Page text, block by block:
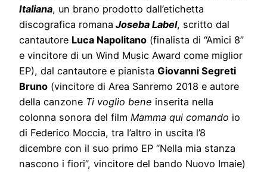
Italiana, un brano prodotto dall’etichetta
discografica romana Joseba Label, scritto dal
cantautore Luca Napolitano (finalista di “Amici 8”
e vincitore di un Wind Music Award come miglior
EP), dal cantautore e pianista Giovanni Segreti
Bruno (vincitore di Area Sanremo 2018 e autore
della canzone Ti voglio bene inserita nella
colonna sonora del film Mamma qui comando io
di Federico Moccia, tra l’altro in uscita l’8
dicembre con il suo primo EP “Nella mia stanza
nascono i fiori”, vincitore del bando Nuovo Imaie)